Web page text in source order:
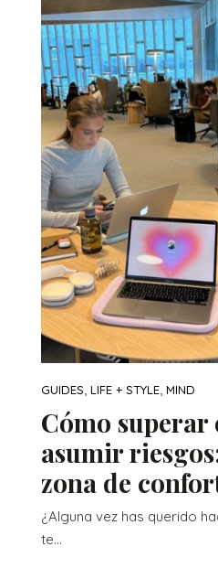
GUIDES LIFE + STYLE MIND
Cómo superar
asumir
zona de
¿Alguna vez has querido
te...